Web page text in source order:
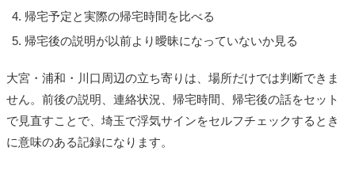
帰宅予定と実際の帰宅時間を比べる
帰宅後の説明が以前より曖昧になっていないか見る
大宮・浦和・川口周辺の立ち寄りは、場所だけでは判断できま
せん。前後の説明、連絡状況、帰宅時間、帰宅後の話をセット
で見直すことで、埼玉で浮気サインをセルフチェックするとき
に意味のある記録になります。